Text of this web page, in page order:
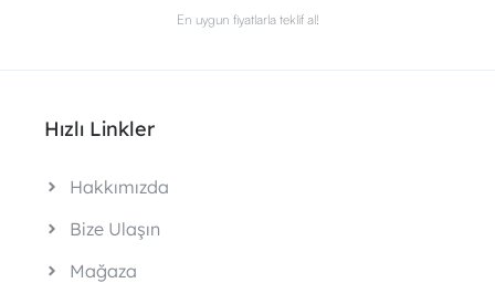
En uygun fiyatlarla teklif al!
Hızlı Linkler
Hakkımızda
Bize Ulaşın
Mağaza